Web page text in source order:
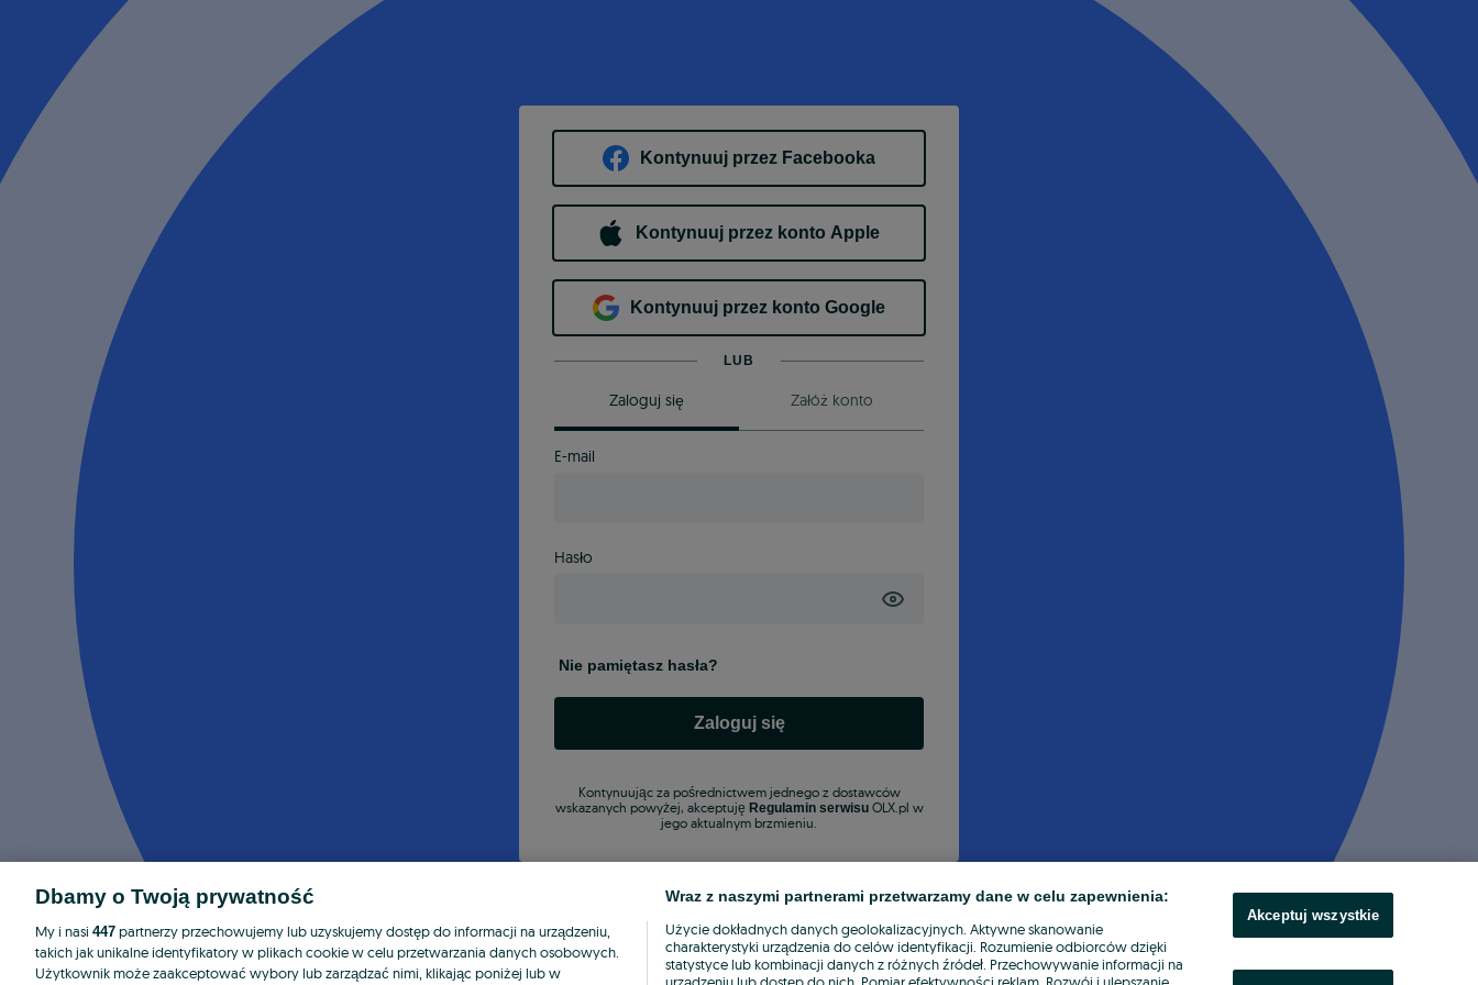
Kontynuuj przez Facebooka
Kontynuuj przez konto Apple
Kontynuuj przez konto Google
LUB
Zaloguj się Załóż konto
E-mail
Hasło
Nie pamiętasz hasła?
Zaloguj się
Kontynuując za pośrednictwem jednego z dostawców
wskazanych powyżej, akceptuję Regulamin serwisuOLX.pl w
jego aktualnym brzmieniu.
Dbamy o Twoją prywatność
My i nasi 447 partnerzy przechowujemy lub uzyskujemy dostęp do informacji na urządzeniu,
takich jak unikalne identyfikatory w plikach cookie w celu przetwarzania danych osobowych.
Użytkownik może zaakceptować wybory lub zarządzać nimi, klikając poniżej lub w
Wraz z naszymi partnerami przetwarzamy dane w celu zapewnienia:
Użycie dokładnych danych geolokalizacyjnych. Aktywne skanowanie
charakterystyki urządzenia do celów identyfikacji. Rozumienie odbiorców dzięki
statystyce lub kombinacji danych z różnych źródeł. Przechowywanie informacji na
Akceptuj wszystkie